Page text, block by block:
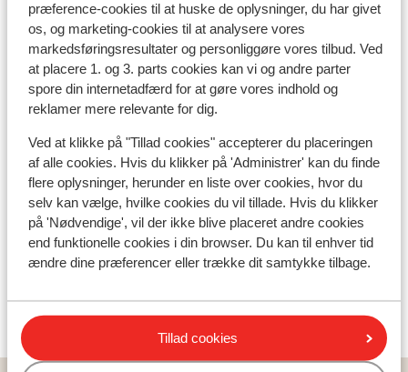
præference-cookies til at huske de oplysninger, du har givet
os, og marketing-cookies til at analysere vores
markedsføringsresultater og personliggøre vores tilbud. Ved
at placere 1. og 3. parts cookies kan vi og andre parter
spore din internetadfærd for at gøre vores indhold og
reklamer mere relevante for dig.
Ved at klikke på "Tillad cookies" accepterer du placeringen
af alle cookies. Hvis du klikker på 'Administrer' kan du finde
flere oplysninger, herunder en liste over cookies, hvor du
selv kan vælge, hvilke cookies du vil tillade. Hvis du klikker
på 'Nødvendige', vil der ikke blive placeret andre cookies
end funktionelle cookies i din browser. Du kan til enhver tid
ændre dine præferencer eller trække dit samtykke tilbage.
Tillad cookies
Lejligheder Evaldo
Hotel Evaldo
Sporthotel Arabba
Grifone Dolomiti Resort
Lejligheder Chalet Royal
Chalet Debby
Hotel Genziana